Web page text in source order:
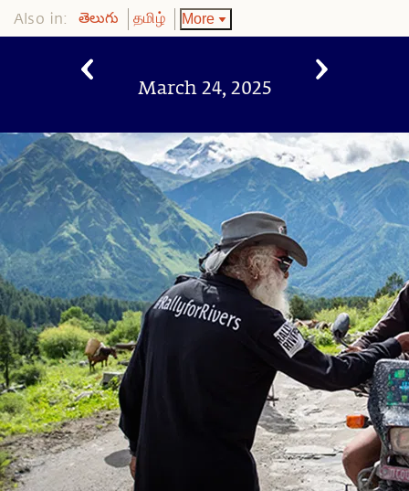
Also in: తెలుగు தமிழ் More
March 24, 2025